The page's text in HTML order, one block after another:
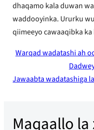
dhaqamo kala duwan
waddooyinka. Ururku
qiimeeyo cawaaqibka
Warqad wadatashi ah
Jawaabta wadatashiga
Maqaallo